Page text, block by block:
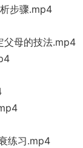
步骤.mp4
父母的技法.mp4
练习.mp4